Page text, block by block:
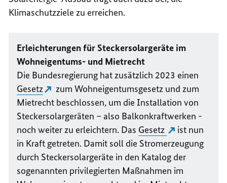
Klimaschutzziele zu erreichen.
Erleichterungen für Steckersolargeräte im
Wohneigentums- und Mietrecht
Die Bundesregierung hat zusätzlich 2023 einen
Gesetz
zum Wohneigentumsgesetz und zum
Mietrecht beschlossen, um die Installation von
Steckersolargeräten – also Balkonkraftwerken -
noch weiter zu erleichtern. Das Gesetz
ist nun
in Kraft getreten. Damit soll die Stromerzeugung
durch Steckersolargeräte in den Katalog der
sogenannten privilegierten Maßnahmen im